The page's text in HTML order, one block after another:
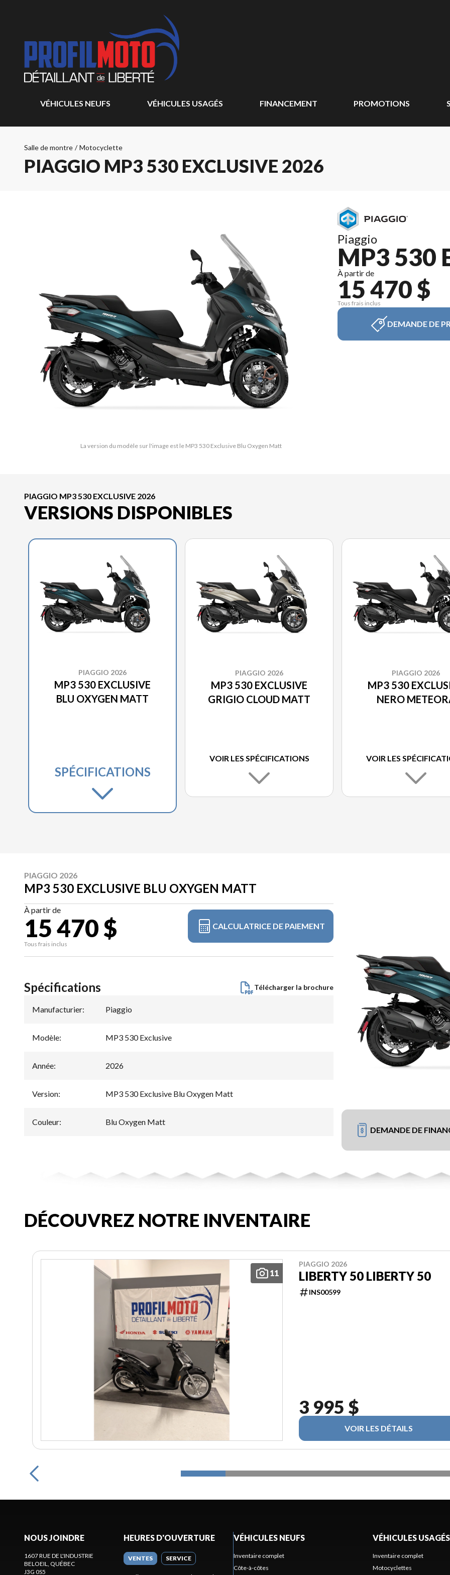
VÉHICULES NEUFS VÉHICULES USAGÉS FINANCEMENT PROMOTIONS
Salle de montre / Motocyclette
PIAGGIO MP3 530 EXCLUSIVE 2026
La version du modèle sur l'image est le MP3 530 Exclusive Blu Oxygen Matt
Piaggio
MP3 530
À partir de
15 470 $
Tous frais inclus
DEMANDE DE
PIAGGIO MP3 530 EXCLUSIVE 2026
VERSIONS DISPONIBLES
PIAGGIO 2026
MP3 530 EXCLUSIVE
BLU OXYGEN MATT
SPÉCIFICATIONS
PIAGGIO 2026
MP3 530 EXCLUSIVE
GRIGIO CLOUD MATT
VOIR LES SPÉCIFICATIONS
PIAGGIO 2026
MP3 530
NERO
VOIR LES
PIAGGIO 2026
MP3 530 EXCLUSIVE BLU OXYGEN MATT
À partir de
15 470 $
Tous frais inclus
CALCULATRICE DE PAIEMENT
DEMANDE DE
Spécifications Télécharger la brochure
Manufacturier: Piaggio
Modèle: MP3 530 Exclusive
Année: 2026
Version: MP3 530 Exclusive Blu Oxygen Matt
Couleur: Blu Oxygen Matt
DÉCOUVREZ NOTRE INVENTAIRE
11
PIAGGIO 2026
LIBERTY 50 LIBERTY 50
INS00599
3 995 $
VOIR LES DÉTAILS
NOUS JOINDRE
1607 RUE DE L'INDUSTRIE
BELOEIL , QUÉBEC
J3G 0S5
HEURES D'OUVERTURE
VENTES SERVICE
VÉHICULES NEUFS
Inventaire complet
Côte-à-côtes
VÉHICULES USAGÉS
Inventaire complet
Motocyclettes